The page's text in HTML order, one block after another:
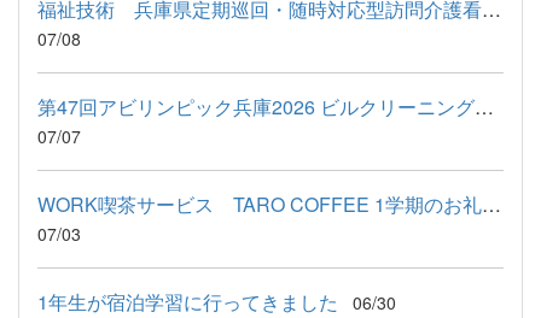
福祉技術 兵庫県定期巡回・随時対応型訪問介護看護事業者連絡協...
07/08
第47回アビリンピック兵庫2026 ビルクリーニング競技に出場しまし...
07/07
WORK喫茶サービス TARO COFFEE 1学期のお礼＆9月予定
07/03
1年生が宿泊学習に行ってきました 06/30